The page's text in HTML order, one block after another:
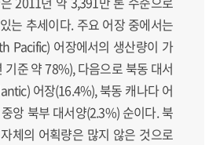
는 추세이다. 주요 어장 중에서는
Pacific) 어장에서의 생산량이 가
기준 약 78%), 다음으로 북동 대서
어장(16.4%), 북동 캐나다 어
앙 북부 대서양(2.3%) 순이다. 북
체의 어획량은 많지 않은 것으로